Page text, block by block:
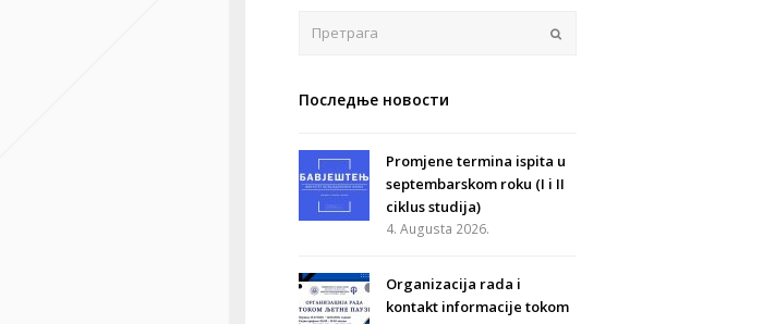
Последње новости
Promjene termina ispita u
septembarskom roku (I i II
ciklus studija)
4. Augusta 2026.
Organizacija rada i
kontakt informacije tokom